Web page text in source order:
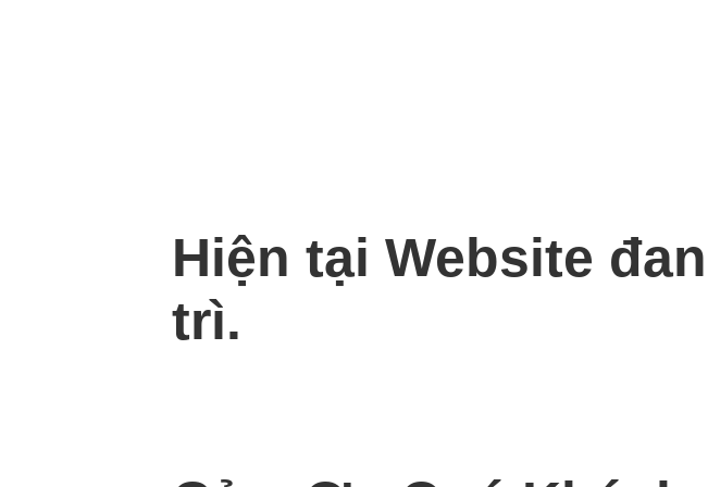
Hiện tại Website
trì.